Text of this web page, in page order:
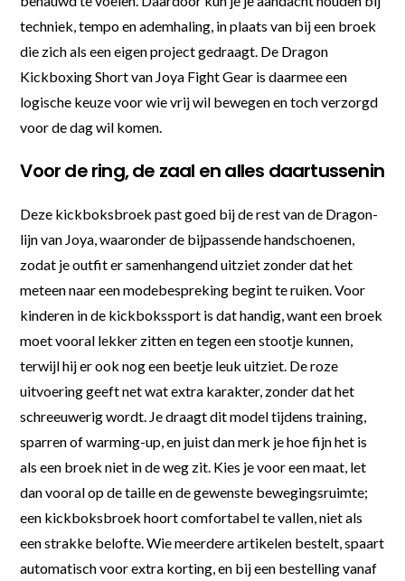
techniek, tempo en ademhaling, in plaats van bij een broek
die zich als een eigen project gedraagt. De Dragon
Kickboxing Short van Joya Fight Gear is daarmee een
logische keuze voor wie vrij wil bewegen en toch verzorgd
voor de dag wil komen.
Voor de ring, de zaal en alles daartussenin
Deze kickboksbroek past goed bij de rest van de Dragon-
lijn van Joya, waaronder de bijpassende handschoenen,
zodat je outfit er samenhangend uitziet zonder dat het
meteen naar een modebespreking begint te ruiken. Voor
kinderen in de kickbokssport is dat handig, want een broek
moet vooral lekker zitten en tegen een stootje kunnen,
terwijl hij er ook nog een beetje leuk uitziet. De roze
uitvoering geeft net wat extra karakter, zonder dat het
schreeuwerig wordt. Je draagt dit model tijdens training,
sparren of warming-up, en juist dan merk je hoe fijn het is
als een broek niet in de weg zit. Kies je voor een maat, let
dan vooral op de taille en de gewenste bewegingsruimte;
een kickboksbroek hoort comfortabel te vallen, niet als
een strakke belofte. Wie meerdere artikelen bestelt, spaart
automatisch voor extra korting, en bij een bestelling vanaf